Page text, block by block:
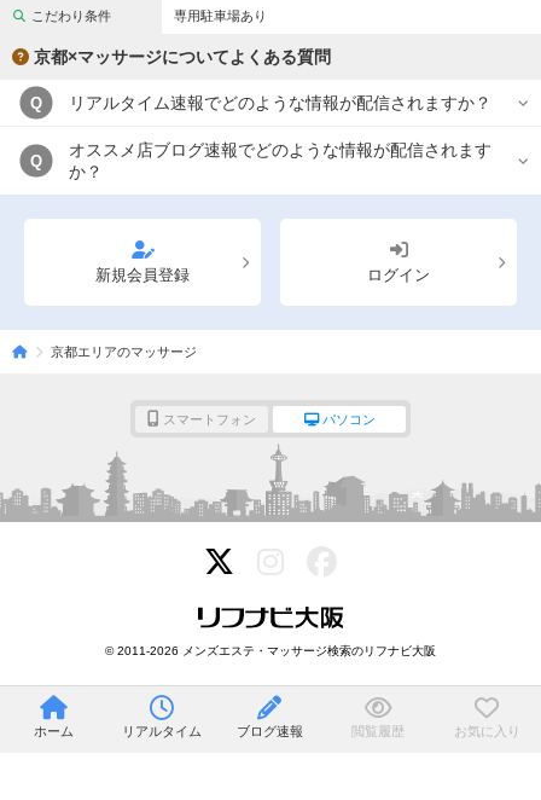
こだわり条件 専用駐車場あり
京都×マッサージについてよくある質問
Q リアルタイム速報でどのような情報が配信されますか？
Q
オススメ店ブログ速報でどのような情報が配信されます
か？
新規会員登録 ログイン
京都エリアのマッサージ
スマートフォン パソコン
© 2011-2026 メンズエステ・マッサージ検索のリフナビ大阪
ホーム リアルタイム ブログ速報 閲覧履歴 お気に入り